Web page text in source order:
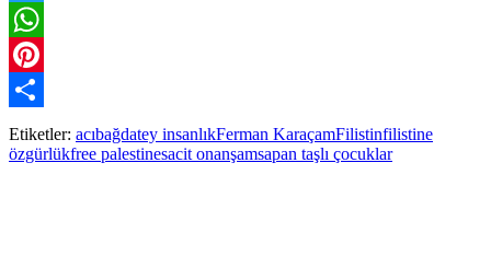
Twitter
WhatsApp
Pinterest
Paylaş
Etiketler: acıbağdatey insanlıkFerman KaraçamFilistinfilistine
özgürlükfree palestinesacit onanşamsapan taşlı çocuklar